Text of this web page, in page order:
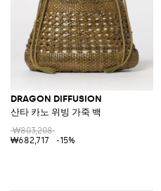
DRAGON DIFFUSION
산타 카노 위빙 가죽 백
₩803,208
₩682,717
-15%